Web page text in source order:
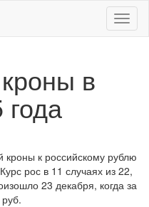
Меню
в
кроны к российскому рублю
рос в 11 случаях из 22,
23 декабря, когда за